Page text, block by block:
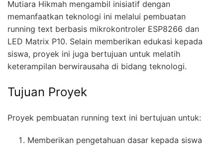
Mutiara Hikmah mengambil inisiatif dengan
memanfaatkan teknologi ini melalui pembuatan
running text berbasis mikrokontroler ESP8266 dan
LED Matrix P10. Selain memberikan edukasi kepada
siswa, proyek ini juga bertujuan untuk melatih
keterampilan berwirausaha di bidang teknologi.
Tujuan Proyek
Proyek pembuatan running text ini bertujuan untuk:
Memberikan pengetahuan dasar kepada siswa